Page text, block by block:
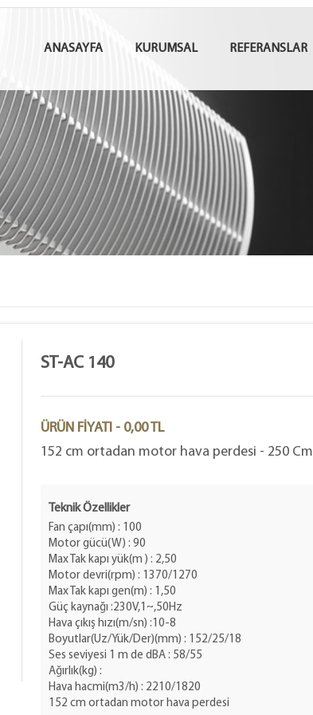
ANASAYFA KURUMSAL REFERANSLAR
ST-AC 140
ÜRÜN FİYATI - 0,00 TL
152 cm ortadan motor hava perdesi - 250 Cm
Teknik Özellikler
Fan çapı(mm) : 100
Motor gücü(W) : 90
Max Tak kapı yük(m ) : 2,50
Motor devri(rpm) : 1370/1270
Max Tak kapı gen(m) : 1,50
Güç kaynağı :230V,1~,50Hz
Hava çıkış hızı(m/sn) :10-8
Boyutlar(Uz/Yük/Der)(mm) : 152/25/18
Ses seviyesi 1 m de dBA : 58/55
Ağırlık(kg) :
Hava hacmi(m3/h) : 2210/1820
152 cm ortadan motor hava perdesi